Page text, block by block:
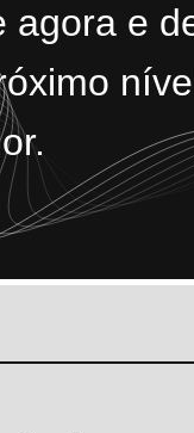
agora e